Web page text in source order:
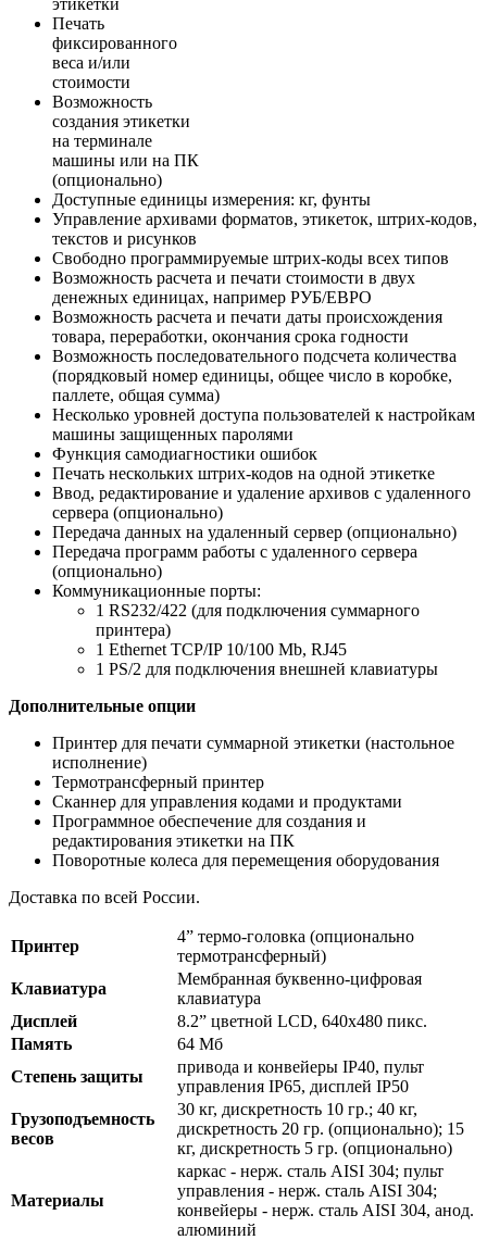
Печать
фиксированного
веса и/или
стоимости
Возможность
создания этикетки
на терминале
машины или на ПК
(опционально)
Доступные единицы измерения: кг, фунты
Управление архивами форматов, этикеток, штрих-кодов,
текстов и рисунков
Свободно программируемые штрих-коды всех типов
Возможность расчета и печати стоимости в двух
денежных единицах, например РУБ/ЕВРО
Возможность расчета и печати даты происхождения
товара, переработки, окончания срока годности
Возможность последовательного подсчета количества
(порядковый номер единицы, общее число в коробке,
паллете, общая сумма)
Несколько уровней доступа пользователей к настройкам
машины защищенных паролями
Функция самодиагностики ошибок
Печать нескольких штрих-кодов на одной этикетке
Ввод, редактирование и удаление архивов с удаленного
сервера (опционально)
Передача данных на удаленный сервер (опционально)
Передача программ работы с удаленного сервера
(опционально)
Коммуникационные порты:
1 RS232/422 (для подключения суммарного
принтера)
1 Ethernet TCP/IP 10/100 Mb, RJ45
1 PS/2 для подключения внешней клавиатуры
Дополнительные опции
Принтер для печати суммарной этикетки (настольное
исполнение)
Термотрансферный принтер
Сканнер для управления кодами и продуктами
Программное обеспечение для создания и
редактирования этикетки на ПК
Поворотные колеса для перемещения оборудования
Доставка по всей России.
Принтер
4” термо-головка (опционально
термотрансферный)
Клавиатура
Мембранная буквенно-цифровая
клавиатура
Дисплей
8.2” цветной LCD, 640х480 пикс.
Память
64 Мб
Степень защиты
привода и конвейеры IP40, пульт
управления IP65, дисплей IP50
Грузоподъемность
весов
30 кг, дискретность 10 гр.; 40 кг,
дискретность 20 гр. (опционально); 15
кг, дискретность 5 гр. (опционально)
Материалы
каркас - нерж. сталь AISI 304; пульт
управления - нерж. сталь AISI 304;
конвейеры - нерж. сталь AISI 304, анод.
алюминий